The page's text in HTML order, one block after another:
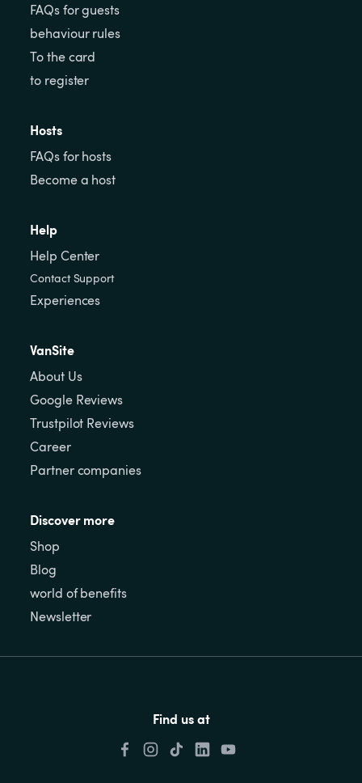
FAQs for guests
behaviour rules
To the card
to register
Hosts
FAQs for hosts
Become a host
Help
Help Center
Contact Support
Experiences
VanSite
About Us
Google Reviews
Trustpilot Reviews
Career
Partner companies
Discover more
Shop
Blog
world of benefits
Newsletter
Find us at